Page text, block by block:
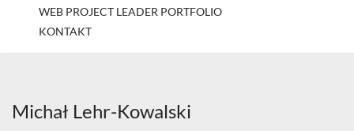
WEB PROJECT LEADER PORTFOLIO
KONTAKT
Michał Lehr-Kowalski